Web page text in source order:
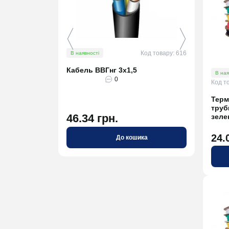
В наявності Код товару: 616
Кабель ВВГнг 3х1,5
0
46.34 грн.
До кошика
В
Код